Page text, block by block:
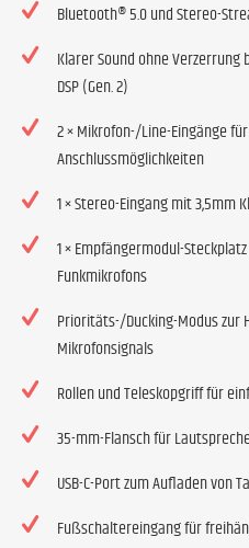
Bluetooth® 5.0 und Stereo-
Klarer Sound ohne
DSP (Gen. 2)
2 × Mikrofon-/Line-Eingänge
Anschlussmöglichkeiten
1 × Stereo-Eingang mit 3,5mm
1 × Empfängermodul-
Funkmikrofons
Prioritäts-/Ducking-Modus zur
Mikrofonsignals
Rollen und Teleskopgriff für
35-mm-Flansch für
USB-C-Port zum Aufladen von
Fußschaltereingang für